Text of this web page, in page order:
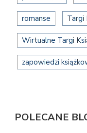
romanse Targi
Wirtualne Targi
zapowiedzi
POLECANE